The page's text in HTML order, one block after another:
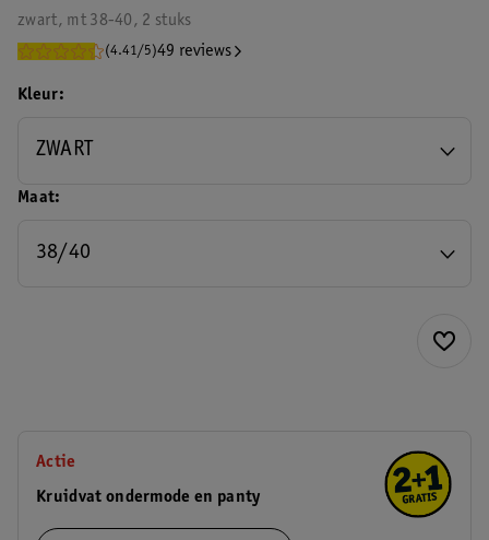
zwart, mt 38-40, 2 stuks
(4.41/5)49 reviews
Maat
38/40
Kleur
ZWART
Actie
Kruidvat ondermode en panty